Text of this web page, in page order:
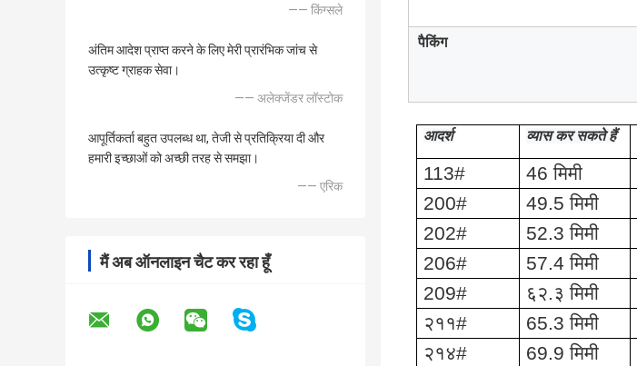
—— किंग्सले
अंतिम आदेश प्राप्त करने के लिए मेरी प्रारंभिक जांच से
उत्कृष्ट ग्राहक सेवा।
—— अलेक्जेंडर लॉस्टोक
आपूर्तिकर्ता बहुत उपलब्ध था, तेजी से प्रतिक्रिया दी और
हमारी इच्छाओं को अच्छी तरह से समझा।
—— एरिक
मैं अब ऑनलाइन चैट कर रहा हूँ
पैकिंग
आदर्श व्यास कर सकते हैं
113# 46 मिमी
200#
49.5 मिमी
202#
52.3 मिमी
206#
57.4 मिमी
209#
६२.३ मिमी
२११#
65.3 मिमी
२१४#
69.9 मिमी